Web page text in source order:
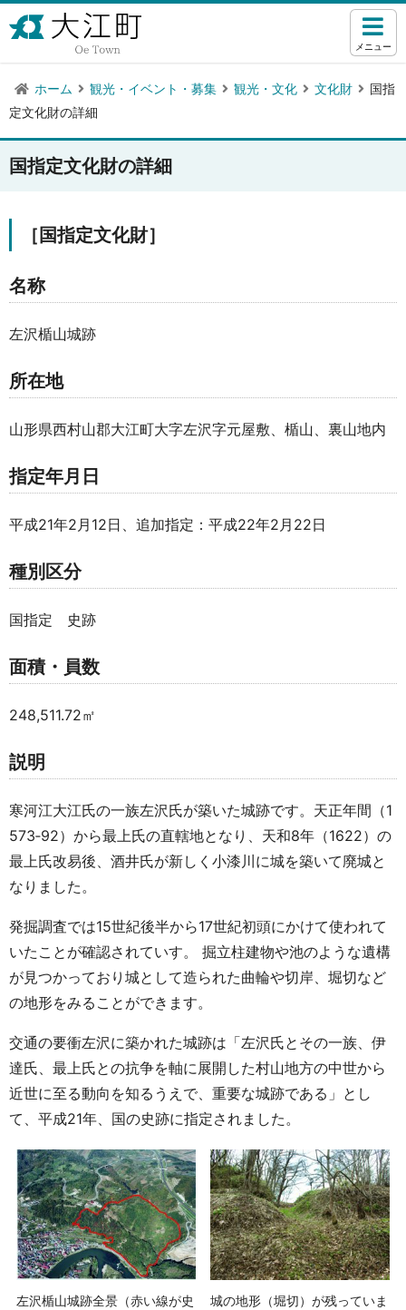
メニュー
ホーム 観光・イベント・募集 観光・文化 文化財
国指
定文化財の詳細
国指定文化財の詳細
［国指定文化財］
名称
左沢楯山城跡
所在地
山形県西村山郡大江町大字左沢字元屋敷、楯山、裏山地内
指定年月日
平成21年2月12日、追加指定：平成22年2月22日
種別区分
国指定 史跡
面積・員数
248,511.72㎡
説明
寒河江大江氏の一族左沢氏が築いた城跡です。天正年間（1
573‐92）から最上氏の直轄地となり、天和8年（1622）の
最上氏改易後、酒井氏が新しく小漆川に城を築いて廃城と
なりました。
発掘調査では15世紀後半から17世紀初頭にかけて使われて
いたことが確認されていす。 掘立柱建物や池のような遺構
が見つかっており城として造られた曲輪や切岸、堀切など
の地形をみることができます。
交通の要衝左沢に築かれた城跡は「左沢氏とその一族、伊
達氏、最上氏との抗争を軸に展開した村山地方の中世から
近世に至る動向を知るうえで、重要な城跡である」とし
て、平成21年、国の史跡に指定されました。
左沢楯山城跡全景（赤い線が史
城の地形（堀切）が残っていま